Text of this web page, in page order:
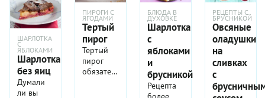
представления
о
плодов
заморской
пальмы.
Удивительно,
но они
брусника.
Отлично
подойдут
клюква
(как
так и
мороженая)
ШАРЛОТКА
С
ЯБЛОКАМИ
Шарлотка
без яиц
Думали
ли вы
ПИРОГИ С
ЯГОДАМИ
Тертый
пирог
Тертый
пирог
обязательно
БЛЮДА В
ДУХОВКЕ
Шарлотка
с
яблоками
и
брусникой
Рецепта
РЕЦЕПТЫ С
БРУСНИКОЙ
Овсяные
оладушки
на
сливках
с